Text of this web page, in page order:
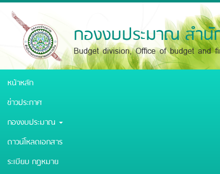
Skip
กองงบประมาณ สำนั
Budget division, Office of budget and
หน้าหลัก
ข่าวประกาศ
กองงบประมาณ
ดาวน์โหลดเอกสาร
ระเบียบ กฎหมาย